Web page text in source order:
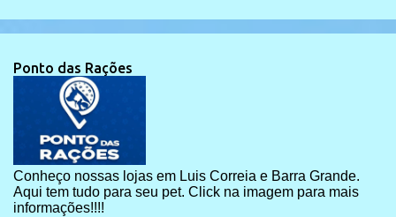
Ponto das Rações
Conheço nossas lojas em Luis Correia e Barra Grande.
Aqui tem tudo para seu pet. Click na imagem para mais
informações!!!!